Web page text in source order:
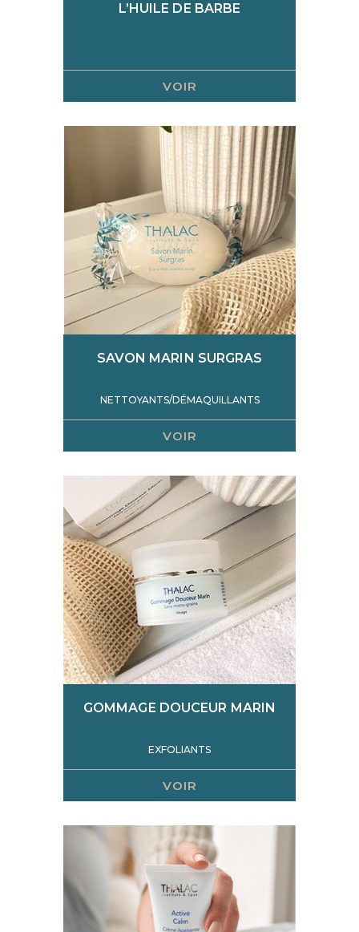
L’HUILE DE BARBE
VOIR
SAVON MARIN SURGRAS
NETTOYANTS/DÉMAQUILLANTS
VOIR
GOMMAGE DOUCEUR MARIN
EXFOLIANTS
VOIR